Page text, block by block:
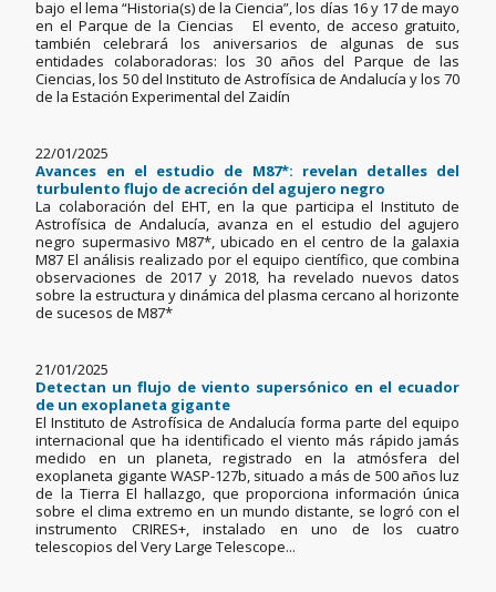
bajo el lema “Historia(s) de la Ciencia”, los días 16 y 17 de mayo
en el Parque de la Ciencias El evento, de acceso gratuito,
también celebrará los aniversarios de algunas de sus
entidades colaboradoras: los 30 años del Parque de las
Ciencias, los 50 del Instituto de Astrofísica de Andalucía y los 70
de la Estación Experimental del Zaidín
22/01/2025
Avances en el estudio de M87*: revelan detalles del
turbulento flujo de acreción del agujero negro
La colaboración del EHT, en la que participa el Instituto de
Astrofísica de Andalucía, avanza en el estudio del agujero
negro supermasivo M87*, ubicado en el centro de la galaxia
M87 El análisis realizado por el equipo científico, que combina
observaciones de 2017 y 2018, ha revelado nuevos datos
sobre la estructura y dinámica del plasma cercano al horizonte
de sucesos de M87*
21/01/2025
Detectan un flujo de viento supersónico en el ecuador
de un exoplaneta gigante
El Instituto de Astrofísica de Andalucía forma parte del equipo
internacional que ha identificado el viento más rápido jamás
medido en un planeta, registrado en la atmósfera del
exoplaneta gigante WASP-127b, situado a más de 500 años luz
de la Tierra El hallazgo, que proporciona información única
sobre el clima extremo en un mundo distante, se logró con el
instrumento CRIRES+, instalado en uno de los cuatro
telescopios del Very Large Telescope...